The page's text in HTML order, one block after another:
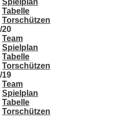
Spielplan
Tabelle
Torschützen
20
Team
Spielplan
Tabelle
Torschützen
19
Team
Spielplan
Tabelle
Torschützen